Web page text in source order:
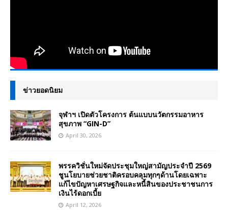
ข่าวยอดนิยม
จุฬาฯ เปิดตัวโครงการ ต้นแบบนวัตกรรมอาหาร
สุขภาพ “GIN-D”
April 30, 2026
พรรควิชั่นใหม่จัดประชุมใหญ่สามัญประจำปี 2569
ชูนโยบายช่วยชาติครอบคลุมทุกๆด้านโดยเฉพาะ
แก้ไขปัญหาเศรษฐกิจและหนี้สินของประชาชนการ
เงินไร้ดอกเบี้ย
April 12, 2026